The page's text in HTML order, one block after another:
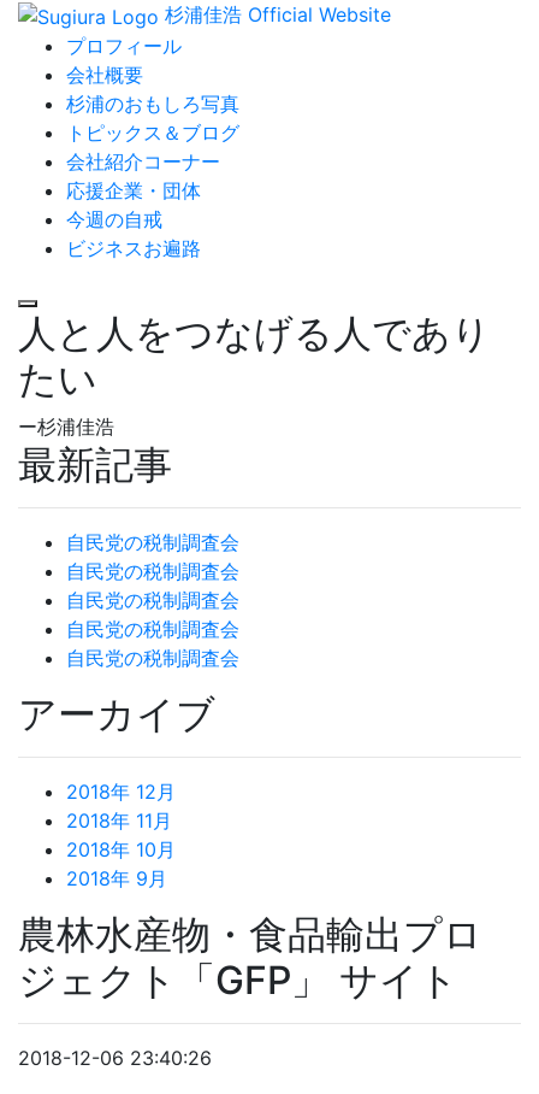
杉浦佳浩 Official Website
プロフィール
会社概要
杉浦のおもしろ写真
トピックス＆ブログ
会社紹介コーナー
応援企業・団体
今週の自戒
ビジネスお遍路
人と人をつなげる人であり
たい
ー杉浦佳浩
最新記事
自民党の税制調査会
自民党の税制調査会
自民党の税制調査会
自民党の税制調査会
自民党の税制調査会
アーカイブ
2018年 12月
2018年 11月
2018年 10月
2018年 9月
農林水産物・食品輸出プロ
ジェクト「GFP」 サイト
2018-12-06 23:40:26